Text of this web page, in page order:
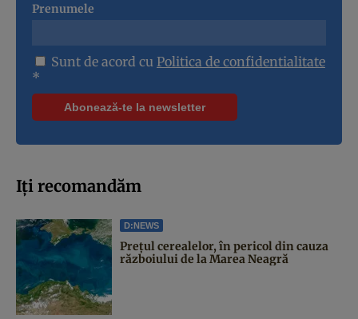
Prenumele
Sunt de acord cu Politica de confidentialitate
*
Iți recomandăm
D:NEWS
Prețul cerealelor, în pericol din cauza
războiului de la Marea Neagră